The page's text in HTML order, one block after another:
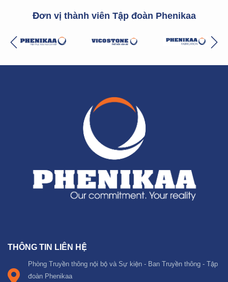
Đơn vị thành viên Tập đoàn Phenikaa
THÔNG TIN LIÊN HỆ
Phòng Truyền thông nội bộ và Sự kiện - Ban Truyền thông - Tập
đoàn Phenikaa